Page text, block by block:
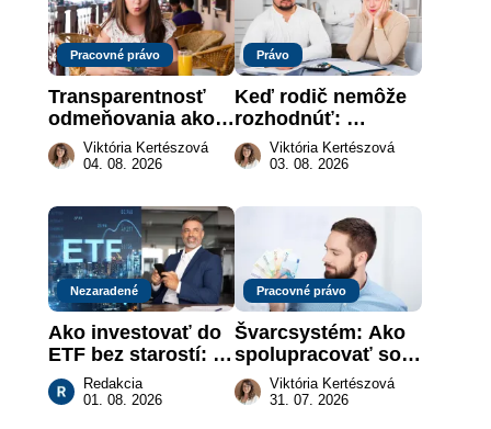
Pracovné právo
Transparentnosť
odmeňovania ako
právna povinnosť:
revolúcia na
práce
Viktória Kertészová
04. 08. 2026
Právo
Keď rodič nemôže
rozhodnúť:
nahradenie prejavu
vôle súdom v
Viktória Kertészová
03. 08. 2026
Nezaradené
Ako investovať do
ETF bez starostí:
Investičné plány,
ktoré urobia prácu
Redakcia
01. 08. 2026
Pracovné právo
Švarcsystém: Ako
spolupracovať so
živnostníkom
legálne a bez
Viktória Kertészová
31. 07. 2026